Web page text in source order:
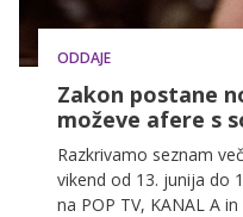
ODDAJE
Zakon postane
moževe afere s
Razkrivamo seznam
vikend od 13. junija do
na POP TV, KANAL A in